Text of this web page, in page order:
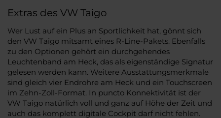
Extras des VW Taigo
Wer Lust auf ein Plus an Sportlichkeit hat, gönnt sich
den VW Taigo mitsamt eines R-Line-Pakets. Ebenfalls
zu den Optionen gehört ein durchgehendes
Leuchtenband am Heck, das als eigenständige Signatur
gelesen werden kann. Weitere Ausstattungsmerkmale
sind gleich vier Endrohre am Heck und ein Touchscreen
im Zehn-Zoll-Format. In puncto Konnektivität ist der
VW Taigo natürlich voll und ganz auf Höhe der Zeit und
auch das komplett digitale Cockpit darf nicht fehlen.